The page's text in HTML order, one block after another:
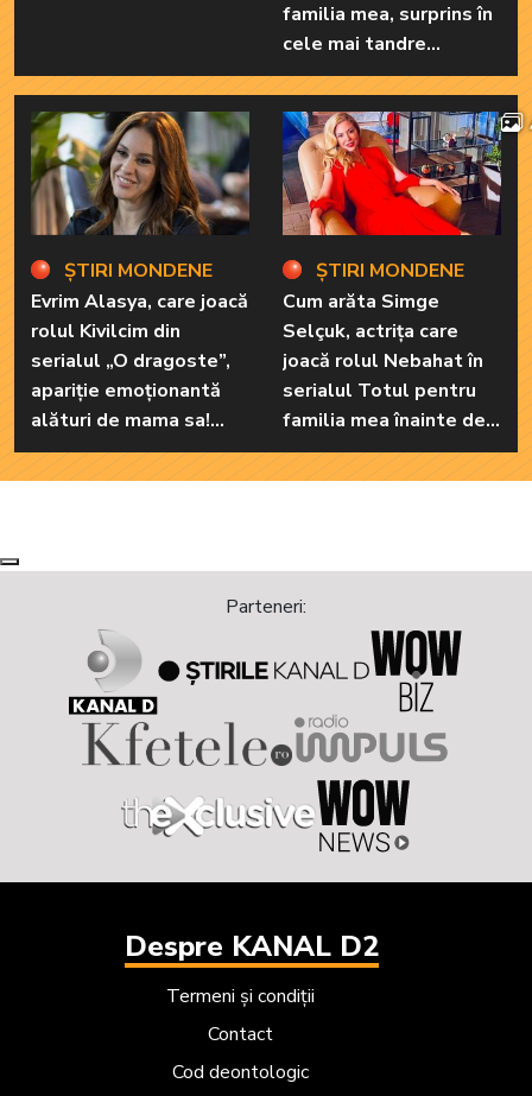
ȘTIRI MONDENE
Evrim Alasya, care joacă
rolul Kivilcim din
serialul „O dragoste”,
apariție emoționantă
alături de mama sa!
Iată cum arată cea mai
importantă persoană
familia mea, surprins în
cele mai tandre
ipostaze! Ele sunt
marile sale iubiri
ȘTIRI MONDENE
Cum arăta Simge
Selçuk, actrița care
joacă rolul Nebahat în
serialul Totul pentru
familia mea înainte de a
recurge la operațiile
estetice! Iată ce
„Tinerețe rebelă”
Next
Previous
Parteneri:
Despre KANAL D2
Termeni și condiții
Contact
Cod deontologic